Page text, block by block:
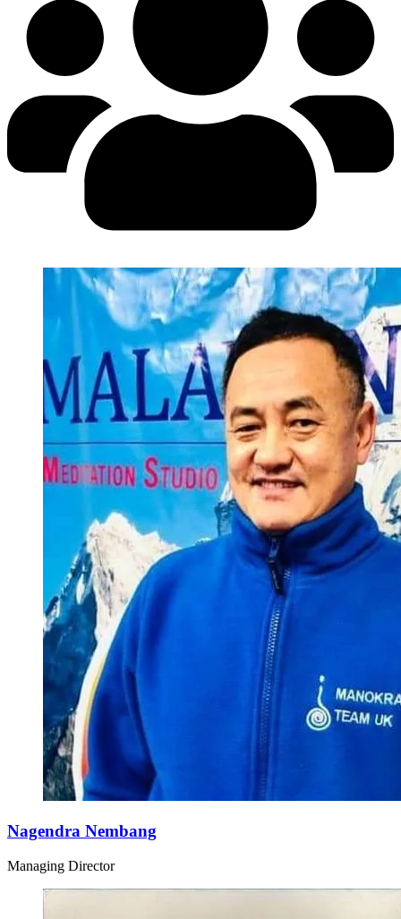
Nagendra Nembang
Managing Director